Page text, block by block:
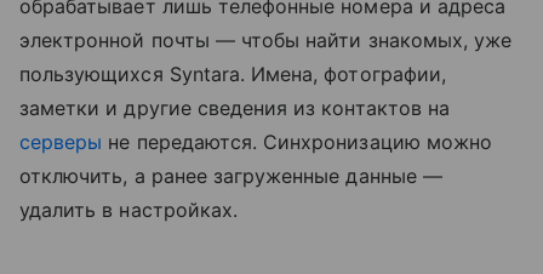
обрабатывает лишь телефонные номера и адреса
электронной почты — чтобы найти знакомых, уже
пользующихся Syntara. Имена, фотографии,
заметки и другие сведения из контактов на
серверы не передаются. Синхронизацию можно
отключить, а ранее загруженные данные —
удалить в настройках.